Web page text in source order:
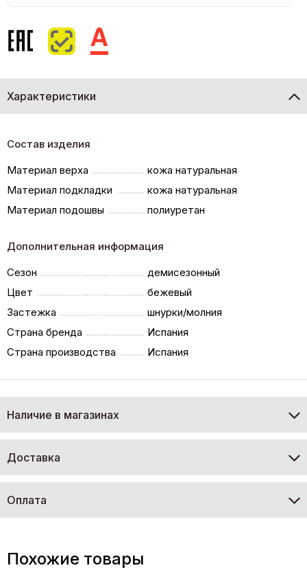
Характеристики
Состав изделия
Материал верха
кожа натуральная
Материал подкладки
кожа натуральная
Материал подошвы
полиуретан
Дополнительная информация
Сезон
демисезонный
Цвет
бежевый
Застежка
шнурки/молния
Страна бренда
Испания
Страна производства
Испания
Наличие в магазинах
Доставка
Оплата
Похожие товары